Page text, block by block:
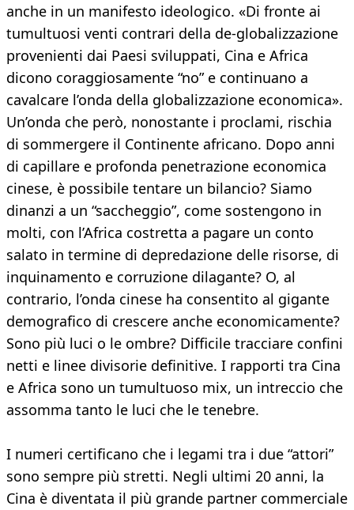
anche in un manifesto ideologico. «Di fronte ai
tumultuosi venti contrari della de-globalizzazione
provenienti dai Paesi sviluppati, Cina e Africa
dicono coraggiosamente “no” e continuano a
cavalcare l’onda della globalizzazione economica».
Un’onda che però, nonostante i proclami, rischia
di sommergere il Continente africano. Dopo anni
di capillare e profonda penetrazione economica
cinese, è possibile tentare un bilancio? Siamo
dinanzi a un “saccheggio”, come sostengono in
molti, con l’Africa costretta a pagare un conto
salato in termine di depredazione delle risorse, di
inquinamento e corruzione dilagante? O, al
contrario, l’onda cinese ha consentito al gigante
demografico di crescere anche economicamente?
Sono più luci o le ombre? Difficile tracciare confini
netti e linee divisorie definitive. I rapporti tra Cina
e Africa sono un tumultuoso mix, un intreccio che
assomma tanto le luci che le tenebre.
I numeri certificano che i legami tra i due “attori”
sono sempre più stretti. Negli ultimi 20 anni, la
Cina è diventata il più grande partner commerciale